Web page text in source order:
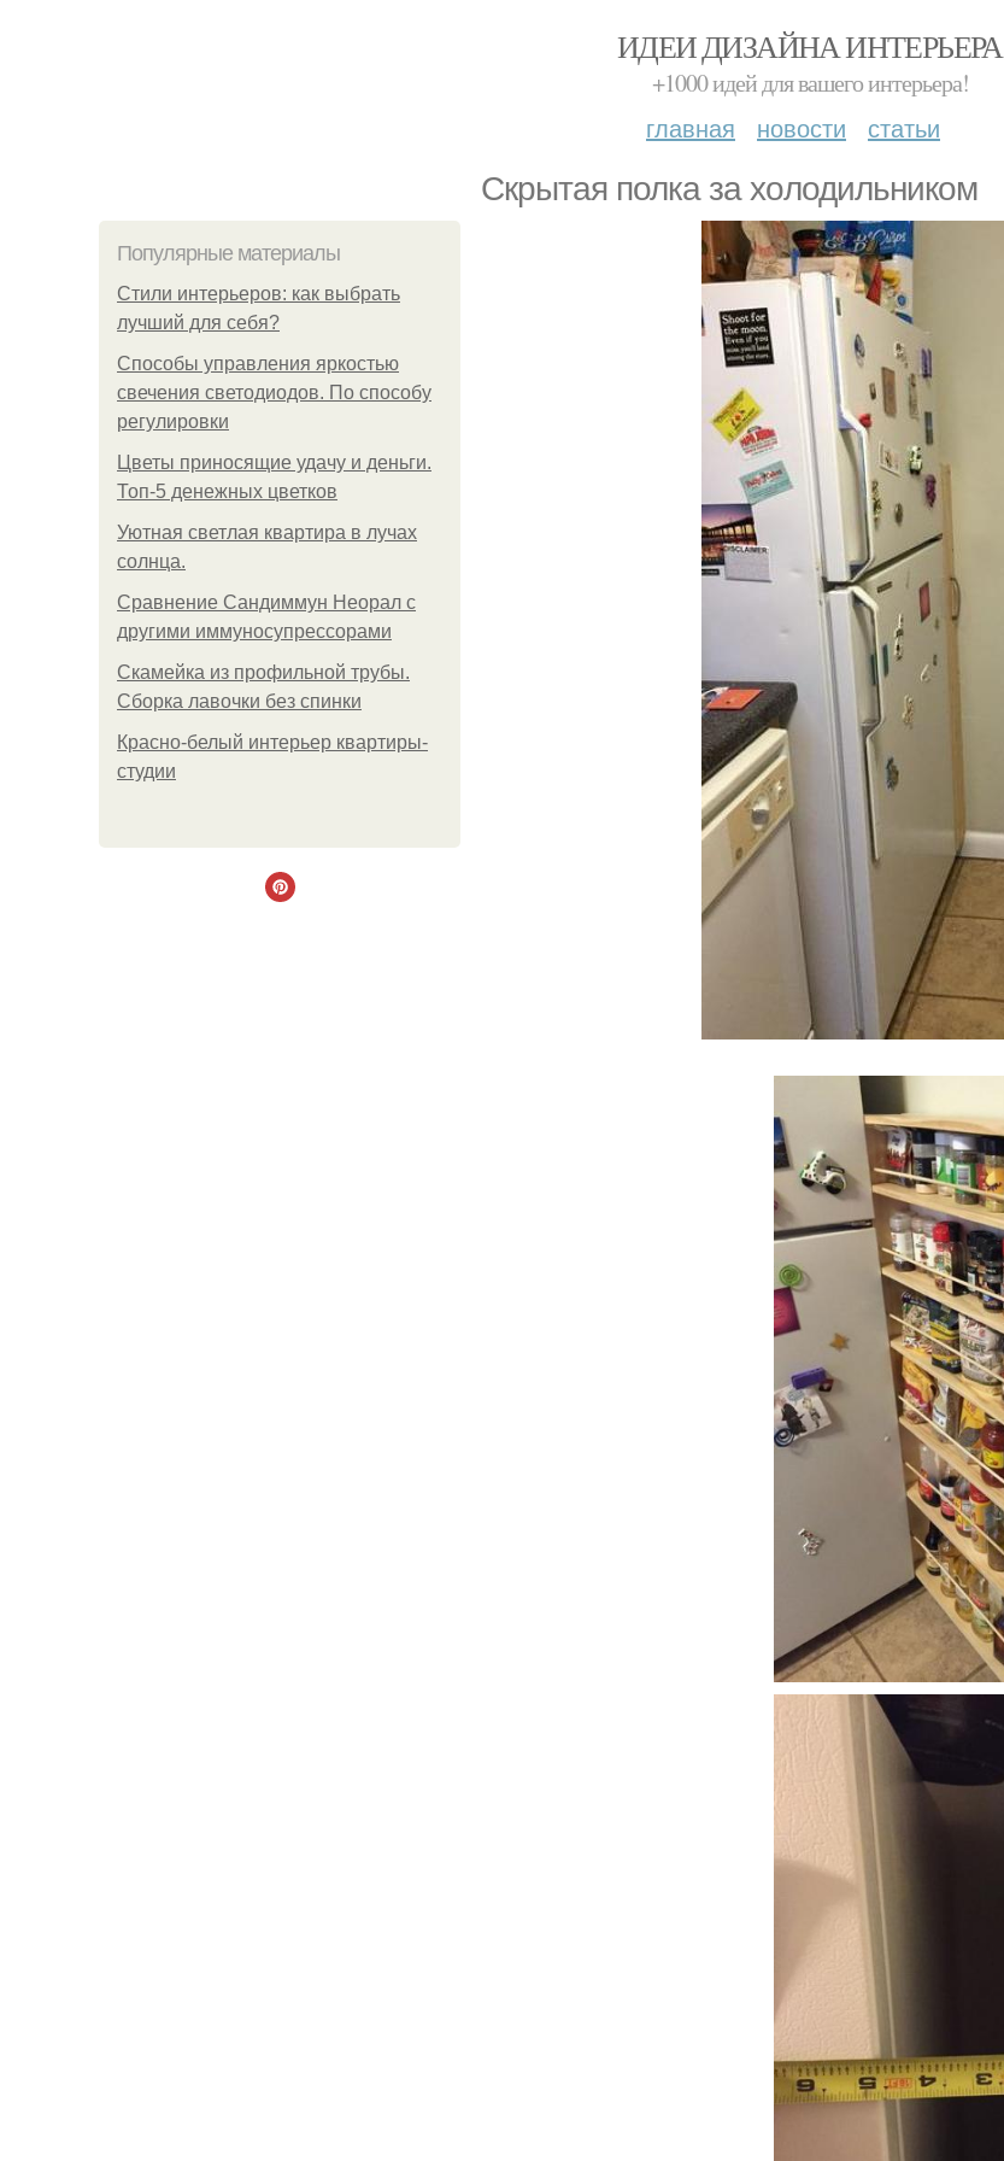
ИДЕИ ДИЗАЙНА ИНТЕРЬЕРА
+1000 идей для вашего интерьера!
главная новости статьи
Скрытая полка за хoлодильником
Популярные материалы
Стили интерьеров: как выбрать
лучший для себя?
Способы управления яркостью
свечения светодиодов. По способу
регулировки
Цветы приносящие удачу и деньги.
Топ-5 денежных цветков
Уютная светлая квартира в лучах
солнца.
Сравнение Сандиммун Неорал с
другими иммуносупрессорами
Скамейка из профильной трубы.
Сборка лавочки без спинки
Красно-белый интерьер квартиры-
студии